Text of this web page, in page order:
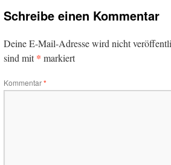
Schreibe einen Kommentar
Deine E-Mail-Adresse wird nicht
sind mit* markiert
Kommentar*